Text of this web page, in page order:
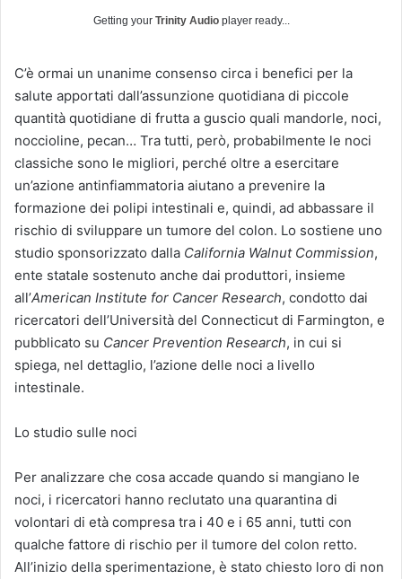
Getting your Trinity Audio player ready...
C’è ormai un unanime consenso circa i benefici per la
salute apportati dall’assunzione quotidiana di piccole
quantità quotidiane di frutta a guscio quali mandorle, noci,
noccioline, pecan… Tra tutti, però, probabilmente le noci
classiche sono le migliori, perché oltre a esercitare
un’azione antinfiammatoria aiutano a prevenire la
formazione dei polipi intestinali e, quindi, ad abbassare il
rischio di sviluppare un tumore del colon. Lo sostiene uno
studio sponsorizzato dalla California Walnut Commission,
ente statale sostenuto anche dai produttori, insieme
all’American Institute for Cancer Research, condotto dai
ricercatori dell’Università del Connecticut di Farmington, e
pubblicato su Cancer Prevention Research, in cui si
spiega, nel dettaglio, l’azione delle noci a livello
intestinale.
Lo studio sulle noci
Per analizzare che cosa accade quando si mangiano le
noci, i ricercatori hanno reclutato una quarantina di
volontari di età compresa tra i 40 e i 65 anni, tutti con
qualche fattore di rischio per il tumore del colon retto.
All’inizio della sperimentazione, è stato chiesto loro di non